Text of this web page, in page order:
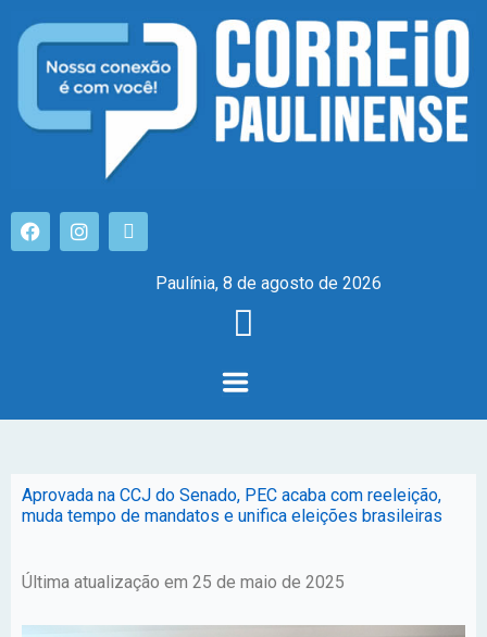
Paulínia, 8 de agosto de 2026
Aprovada na CCJ do Senado, PEC acaba com reeleição,
muda tempo de mandatos e unifica eleições brasileiras
Última atualização em 25 de maio de 2025